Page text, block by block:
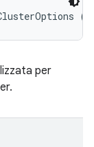
()
per